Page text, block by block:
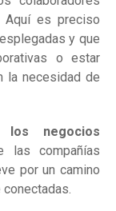
Aquí es preciso
y que
o estar
la necesidad de
los negocios
compañías
por un camino